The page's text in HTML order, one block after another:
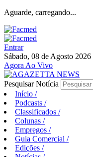
Aguarde, carregando...
Entrar
Sábado, 08 de Agosto 2026
Agora Ao Vivo
Pesquisar Notícia
Início /
Podcasts /
Classificados /
Colunas /
Empregos /
Guia Comercial /
Edições /